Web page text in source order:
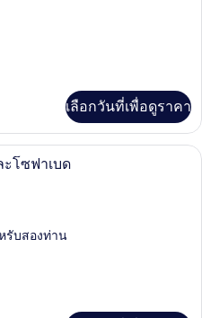
เลือกวันที่เพื่อดูราคา
เครื่องนอนระดับพรีเมียม, มินิบาร์, ตู้นิ
ะโซฟาเบด
รับสองท่าน